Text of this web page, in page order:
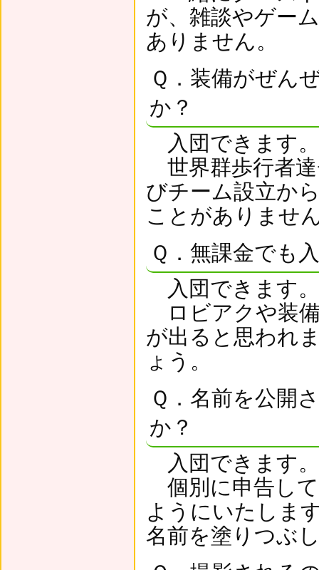
が、雑談やゲー
ありません。
Ｑ．装備がぜん
か？
入団できます。
世界群歩行者
びチーム設立か
ことがありませ
Ｑ．無課金でも
入団できます。
ロビアクや装
が出ると思われ
ょう。
Ｑ．名前を公開
か？
入団できます。
個別に申告し
ようにいたしま
名前を塗りつぶ